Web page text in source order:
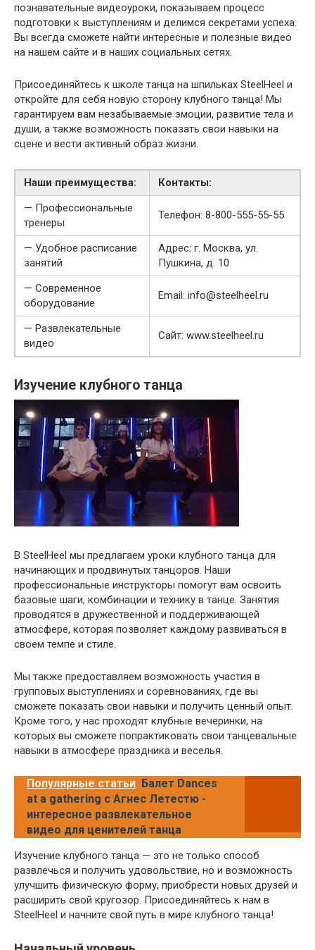
познавательные видеоуроки, показываем процесс
подготовки к выступлениям и делимся секретами успеха.
Вы всегда сможете найти интересные и полезные видео
на нашем сайте и в наших социальных сетях.
Присоединяйтесь к школе танца на шпильках SteelHeel и
откройте для себя новую сторону клубного танца! Мы
гарантируем вам незабываемые эмоции, развитие тела и
души, а также возможность показать свои навыки на
сцене и вести активный образ жизни.
Наши преимущества:
Контакты:
— Профессиональные
тренеры
Телефон: 8-800-555-55-55
— Удобное расписание
занятий
Адрес: г. Москва, ул.
Пушкина, д. 10
— Современное
оборудование
Email: info@steelheel.ru
— Развлекательные
видео
Сайт: www.steelheel.ru
Изучение клубного танца
В SteelHeel мы предлагаем уроки клубного танца для
начинающих и продвинутых танцоров. Наши
профессиональные инструкторы помогут вам освоить
базовые шаги, комбинации и технику в танце. Занятия
проводятся в дружественной и поддерживающей
атмосфере, которая позволяет каждому развиваться в
своем темпе и стиле.
Мы также предоставляем возможность участия в
групповых выступлениях и соревнованиях, где вы
сможете показать свои навыки и получить ценный опыт.
Кроме того, у нас проходят клубные вечеринки, на
которых вы сможете попрактиковать свои танцевальные
навыки в атмосфере праздника и веселья.
Популярные статьи Балет Dances
at a gathering с Агнес Летестю -
интересное развлекательное
видео для ценителей танца
Изучение клубного танца — это не только способ
развлечься и получить удовольствие, но и возможность
улучшить физическую форму, приобрести новых друзей и
расширить свой кругозор. Присоединяйтесь к нам в
SteelHeel и начните свой путь в мире клубного танца!